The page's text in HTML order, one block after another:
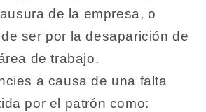
de la empresa, o
ser por la desaparición de
de trabajo.
a causa de una falta
por el patrón como: